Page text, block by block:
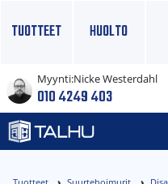
TUOTTEET HUOLTO
Myynti:Nicke Westerdahl
010 4249 403